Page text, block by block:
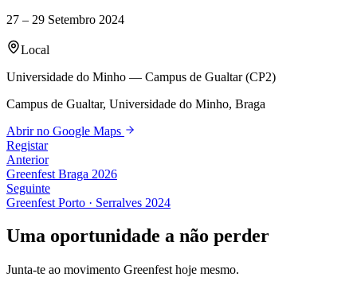
27 – 29 Setembro 2024
Local
Universidade do Minho — Campus de Gualtar (CP2)
Campus de Gualtar, Universidade do Minho, Braga
Abrir no Google Maps
Registar
Anterior
Greenfest Braga 2026
Seguinte
Greenfest Porto · Serralves 2024
Uma oportunidade a não perder
Junta-te ao movimento Greenfest hoje mesmo.